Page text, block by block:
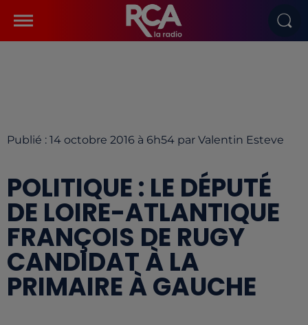
Publié : 14 octobre 2016 à 6h54 par Valentin Esteve
POLITIQUE : LE DÉPUTÉ
DE LOIRE-ATLANTIQUE
FRANÇOIS DE RUGY
CANDIDAT À LA
PRIMAIRE À GAUCHE